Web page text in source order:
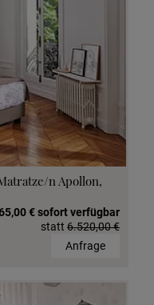
n Apollon,
€ sofort verfügbar
statt 6.520,00 €
Anfrage